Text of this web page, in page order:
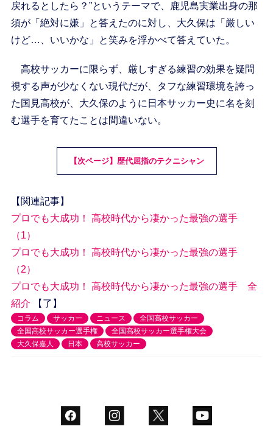
戻れるとしたら？”というテーマで、鹿児島実業出身の那
須が「絶対に嫌」と答えたのに対し、大久保は「厳しい
けど…、いいかな」と笑みを浮かべて答えていた。
高校サッカーに限らず、厳しすぎる練習の効果を疑問
視する声が少なくない現代だが、タフな練習環境を誇っ
た国見高校が、大久保のように日本サッカー史に名を刻
む選手を育てたことは間違いない。
【次ページ】歴代屈指のテクニシャン
【関連記事】
プロでも大成功！ 高校時代から凄かった最強の選手
（1）
プロでも大成功！ 高校時代から凄かった最強の選手
（2）
プロでも大成功！ 高校時代から凄かった最強の選手 全
紹介 【了】
コラム サッカー ニュース
全国高校サッカー
全国高校サッカー選手権
全国高校サッカー選手権大会
大久保嘉人
日本 高校サッカー